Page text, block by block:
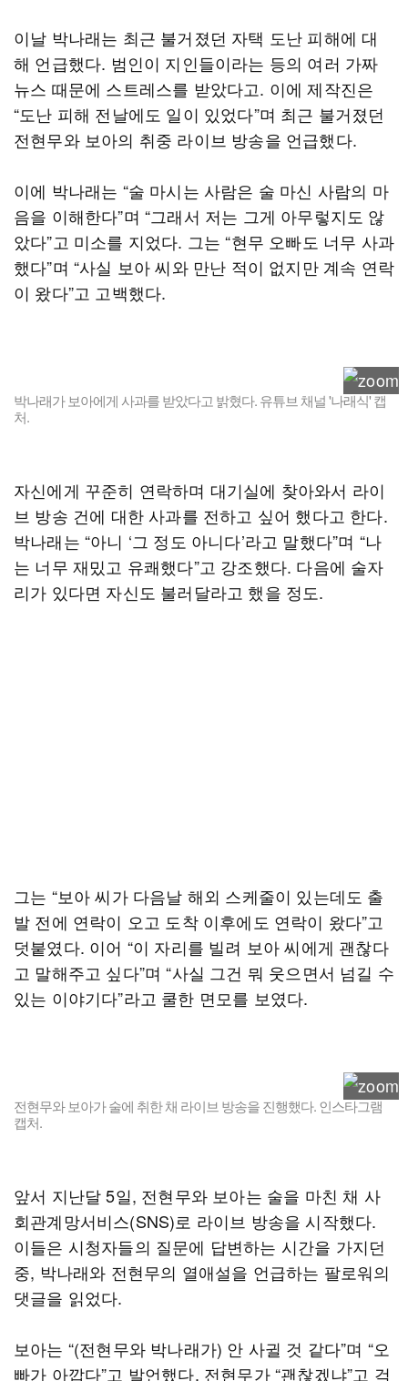
이날 박나래는 최근 불거졌던 자택 도난 피해에 대
해 언급했다. 범인이 지인들이라는 등의 여러 가짜
뉴스 때문에 스트레스를 받았다고. 이에 제작진은
“도난 피해 전날에도 일이 있었다”며 최근 불거졌던
전현무와 보아의 취중 라이브 방송을 언급했다.
이에 박나래는 “술 마시는 사람은 술 마신 사람의 마
음을 이해한다”며 “그래서 저는 그게 아무렇지도 않
았다”고 미소를 지었다. 그는 “현무 오빠도 너무 사과
했다”며 “사실 보아 씨와 만난 적이 없지만 계속 연락
이 왔다”고 고백했다.
박나래가 보아에게 사과를 받았다고 밝혔다. 유튜브 채널 '나래식' 캡
처.
자신에게 꾸준히 연락하며 대기실에 찾아와서 라이
브 방송 건에 대한 사과를 전하고 싶어 했다고 한다.
박나래는 “아니 ‘그 정도 아니다’라고 말했다”며 “나
는 너무 재밌고 유쾌했다”고 강조했다. 다음에 술자
리가 있다면 자신도 불러달라고 했을 정도.
그는 “보아 씨가 다음날 해외 스케줄이 있는데도 출
발 전에 연락이 오고 도착 이후에도 연락이 왔다”고
덧붙였다. 이어 “이 자리를 빌려 보아 씨에게 괜찮다
고 말해주고 싶다”며 “사실 그건 뭐 웃으면서 넘길 수
있는 이야기다”라고 쿨한 면모를 보였다.
전현무와 보아가 술에 취한 채 라이브 방송을 진행했다. 인스타그램
캡처.
앞서 지난달 5일, 전현무와 보아는 술을 마친 채 사
회관계망서비스(SNS)로 라이브 방송을 시작했다.
이들은 시청자들의 질문에 답변하는 시간을 가지던
중, 박나래와 전현무의 열애설을 언급하는 팔로워의
댓글을 읽었다.
보아는 “(전현무와 박나래가) 안 사귈 것 같다”며 “오
빠가 아깝다”고 발언했다. 전현무가 “괜찮겠냐”고 걱